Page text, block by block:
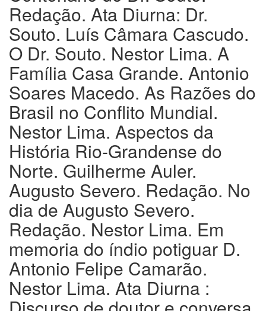
Redação. Ata Diurna: Dr.
Souto. Luís Câmara Cascudo.
O Dr. Souto. Nestor Lima. A
Família Casa Grande. Antonio
Soares Macedo. As Razões do
Brasil no Conflito Mundial.
Nestor Lima. Aspectos da
História Rio-Grandense do
Norte. Guilherme Auler.
Augusto Severo. Redação. No
dia de Augusto Severo.
Redação. Nestor Lima. Em
memoria do índio potiguar D.
Antonio Felipe Camarão.
Nestor Lima. Ata Diurna :